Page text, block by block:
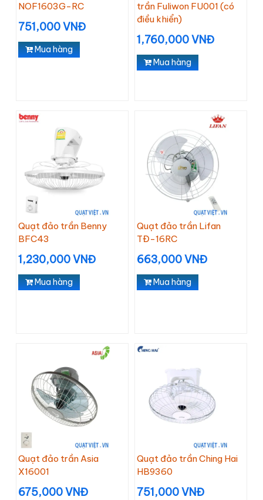
NOF1603G-RC
751,000 VNĐ
Mua hàng
trần Fuliwon FU001 (có
điều khiển)
1,760,000 VNĐ
Mua hàng
Quạt đảo trần Benny
BFC43
1,230,000 VNĐ
Mua hàng
Quạt đảo trần Lifan
TĐ-16RC
663,000 VNĐ
Mua hàng
Quạt đảo trần Asia
X16001
675,000 VNĐ
Quạt đảo trần Ching Hai
HB9360
751,000 VNĐ